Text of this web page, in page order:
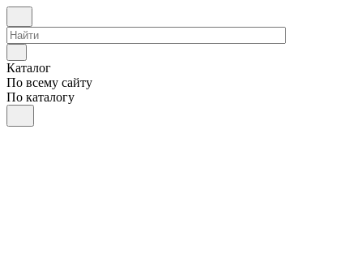
Каталог
По всему сайту
По каталогу